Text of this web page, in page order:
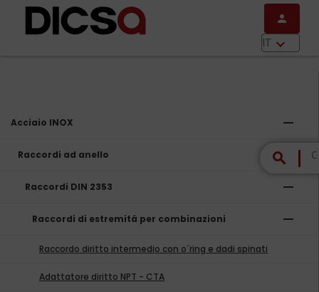
Salta al contenuto principale
person
IT keyboard_arrow_down
search
Acciaio INOX remove
Raccordi ad anello remove
Raccordi DIN 2353 remove
Raccordi di estremitá per combinazioni remove
Raccordo diritto intermedio con o´ring e dadi spinati
Adattatore diritto NPT - CTA